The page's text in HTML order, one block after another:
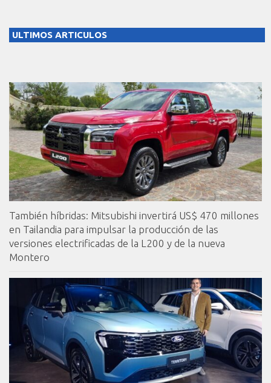
ULTIMOS ARTICULOS
También híbridas: Mitsubishi invertirá US$ 470 millones
en Tailandia para impulsar la producción de las
versiones electrificadas de la L200 y de la nueva
Montero